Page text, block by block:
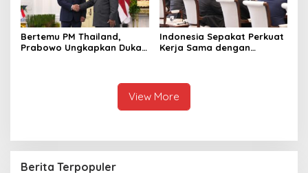
Bertemu PM Thailand,
Prabowo Ungkapkan Duka
Indonesia Sepakat Perkuat
Kerja Sama dengan
View More
Berita Terpopuler